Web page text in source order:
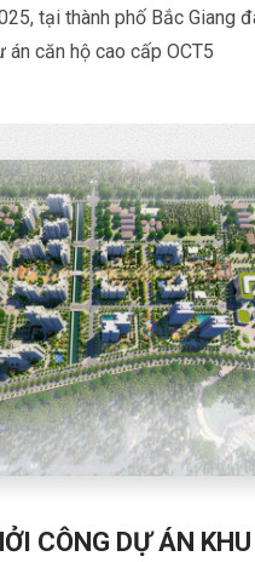
tại thành phố Bắc Giang
án căn hộ cao cấp OCT5
CÔNG DỰ ÁN